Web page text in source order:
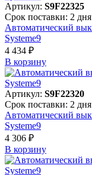
Артикул: S9F22325
Срок поставки: 2 дня
Автоматический
Systeme9
4 434 ₽
В корзинy
Артикул: S9F22320
Срок поставки: 2 дня
Автоматический
Systeme9
4 306 ₽
В корзинy